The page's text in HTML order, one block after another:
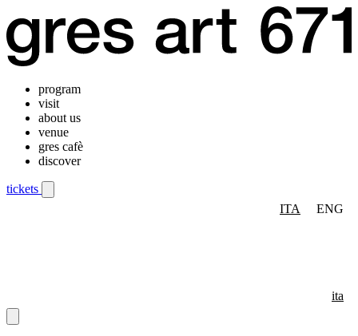
program
visit
about us
venue
gres cafè
discover
tickets
ITA
ENG
ita